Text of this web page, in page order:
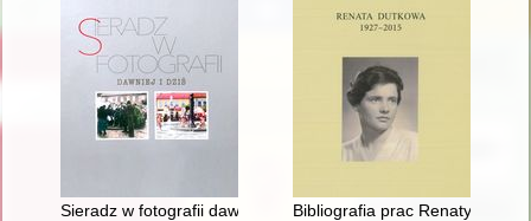
Sieradz w fotografii dawniej i dziśBibliografia prac Renaty